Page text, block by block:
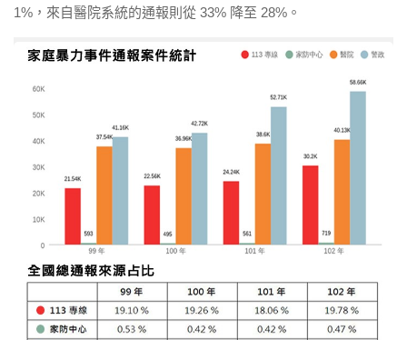
1%，來自醫院系統的通報則從 33% 降至 28%。